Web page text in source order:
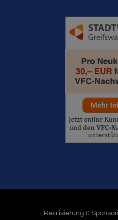
Realisierung &